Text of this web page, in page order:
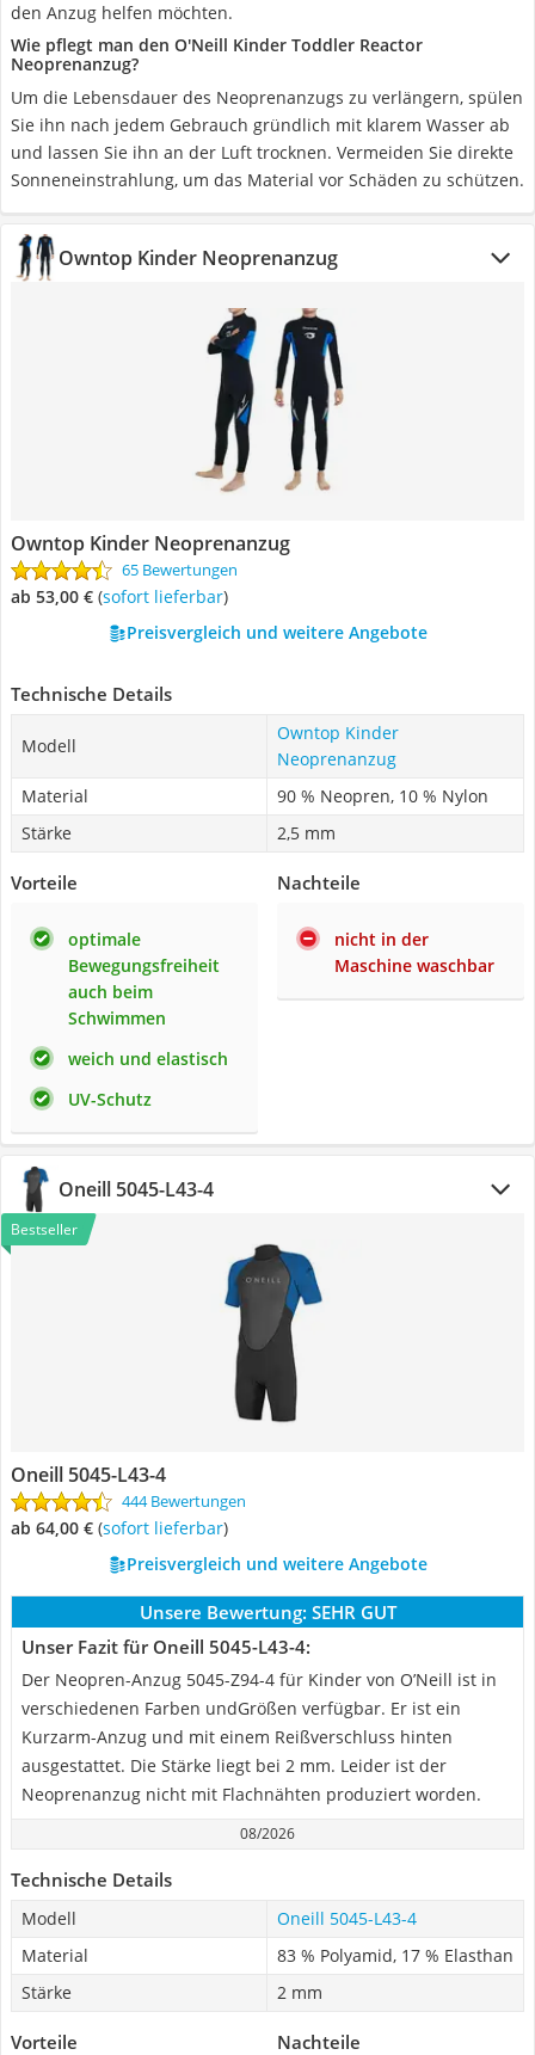
den Anzug helfen möchten.
Wie pflegt man den O'Neill Kinder Toddler Reactor
Neoprenanzug?
Um die Lebensdauer des Neoprenanzugs zu verlängern, spülen
Sie ihn nach jedem Gebrauch gründlich mit klarem Wasser ab
und lassen Sie ihn an der Luft trocknen. Vermeiden Sie direkte
Sonneneinstrahlung, um das Material vor Schäden zu schützen.
Owntop Kinder Neoprenanzug
Owntop Kinder Neoprenanzug
65 Bewertungen
ab 53,00 € ( Sofort lieferbar)
Preisvergleich und weitere Angebote
Technische Details
Modell
Owntop Kinder
Neoprenanzug
Material
90 % Neopren, 10 % Nylon
Stärke
2,5 mm
Vorteile
optimale
Bewegungsfreiheit
auch beim
Schwimmen
weich und elastisch
UV-Schutz
Nachteile
nicht in der
Maschine waschbar
Oneill 5045-L43-4
Bestseller
Oneill 5045-L43-4
444 Bewertungen
ab 64,00 € ( Sofort lieferbar)
Preisvergleich und weitere Angebote
Unsere Bewertung: SEHR GUT
Unser Fazit für Oneill 5045-L43-4:
Der Neopren-Anzug 5045-Z94-4 für Kinder von O’Neill ist in
verschiedenen Farben undGrößen verfügbar. Er ist ein
Kurzarm-Anzug und mit einem Reißverschluss hinten
ausgestattet. Die Stärke liegt bei 2 mm. Leider ist der
Neoprenanzug nicht mit Flachnähten produziert worden.
08/2026
Technische Details
Modell
Oneill 5045-L43-4
Material
‎83 % Polyamid, 17 % Elasthan
Stärke
2 mm
Vorteile Nachteile